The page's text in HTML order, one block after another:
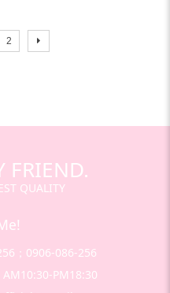
2
FRIEND.
QUALITY
；0906-086-256
AM10:30-PM18:30